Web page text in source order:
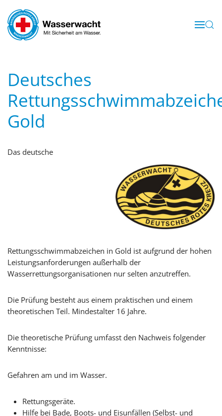
Skip to main content
Deutsches
Gold
Das deutsche
Rettungsschwimmabzeichen in Gold ist aufgrund der hohen
Leistungsanforderungen außerhalb der
Wasserrettungsorganisationen nur selten anzutreffen.
Die Prüfung besteht aus einem praktischen und einem
theoretischen Teil. Mindestalter 16 Jahre.
Die theoretische Prüfung umfasst den Nachweis folgender
Kenntnisse:
Gefahren am und im Wasser.
Rettungsgeräte.
Hilfe bei Bade, Boots- und Eisunfällen (Selbst- und